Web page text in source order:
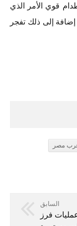
قوي الأمر الذي
إلى ذلك تفجر
مصر
السابق
فرز